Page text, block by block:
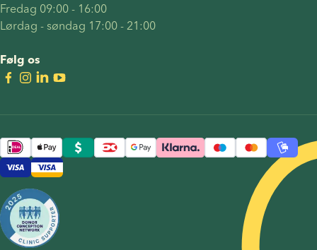
Fredag 09:00 - 16:00
Lørdag - søndag 17:00 - 21:00
Følg os